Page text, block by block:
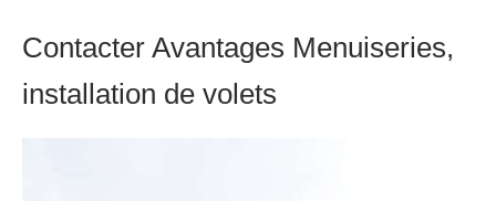
Contacter Avantages Menuiseries,
installation de volets